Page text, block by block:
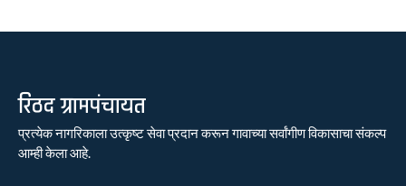
रिठद ग्रामपंचायत
प्रत्येक नागरिकाला उत्कृष्ट सेवा प्रदान करून गावाच्या सर्वांगीण विकासाचा संकल्प
आम्ही केला आहे.